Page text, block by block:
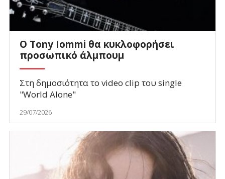
Ο Tony Iommi θα κυκλοφορήσει
προσωπικό άλμπουμ
Στη δημοσιότητα το video clip του single
"World Alone"
29/07/2026